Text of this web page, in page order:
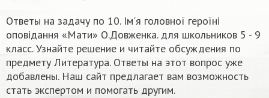
Ответы на задачу по 10. Ім'я головної героїні
оповідання «Мати» О.Довженка.​ для школьников 5 - 9
класс. Узнайте решение и читайте обсуждения по
предмету Литература. Ответы на этот вопрос уже
добавлены. Наш сайт предлагает вам возможность
стать экспертом и помогать другим.